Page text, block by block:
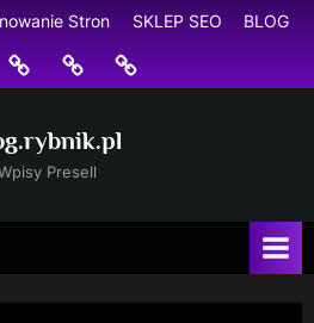
Stron SKLEP SEO BLOG
Pozycjonowanie
Stron
SKLEP
SEO
BLOG
Presell